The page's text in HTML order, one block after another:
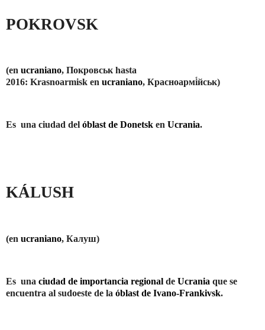
POKROVSK
(en ucraniano, Покровськ hasta
2016: Krasnoarmisk en ucraniano, Красноармі́йськ)
Es una ciudad del óblast de Donetsk en Ucrania.
KÁLUSH
(en ucraniano, Калуш)
Es una ciudad de importancia regional de Ucrania que se
encuentra al sudoeste de la óblast de Ivano-Frankivsk.